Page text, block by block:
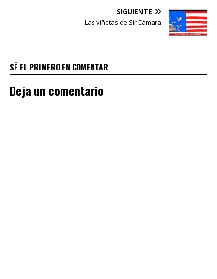
SIGUIENTE
Las viñetas de Sir Cámara
SÉ EL PRIMERO EN COMENTAR
Deja un comentario